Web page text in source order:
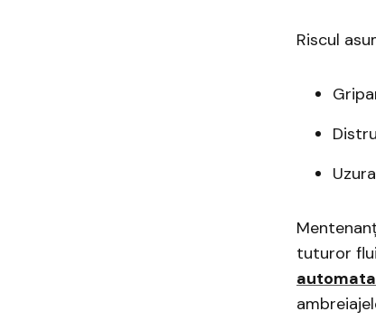
Riscul
tuturor
automata